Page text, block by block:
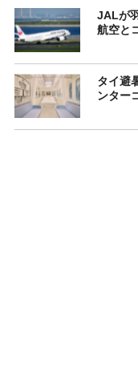
JALが
航空と
タイ避
ンター